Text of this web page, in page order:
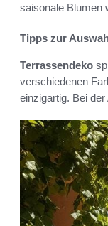
saisonale Blumen
Tipps zur
Terrassendeko
verschiedenen
einzigartig. Bei